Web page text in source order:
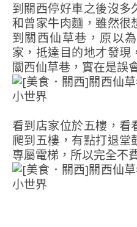
到關西停好車之後沒多
和曾家牛肉麵，雖然很
到關西仙草巷，原以
家，抵達目的地才發現
關西仙草巷，實在是誤
看到店家位於五樓，看
爬到五樓，有點打退堂
專屬電梯，所以完全不